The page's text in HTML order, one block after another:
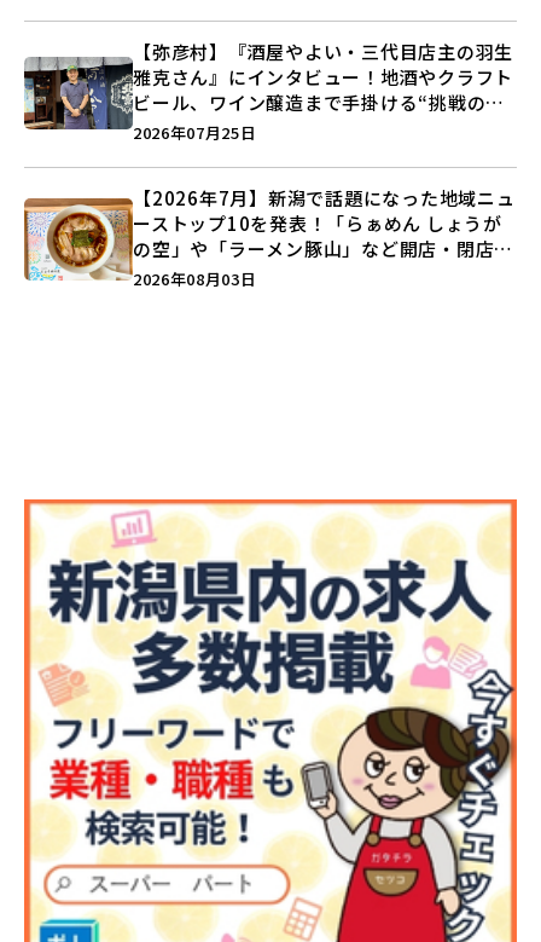
【弥彦村】『酒屋やよい・三代目店主の羽生
雅克さん』にインタビュー！地酒やクラフト
ビール、ワイン醸造まで手掛ける“挑戦の歴
史”に迫る♪
2026年07月25日
【2026年7月】新潟で話題になった地域ニュ
ーストップ10を発表！「らぁめん しょうが
の空」や「ラーメン豚山」など開店・閉店の
注目記事をランキングでご紹介♪
2026年08月03日